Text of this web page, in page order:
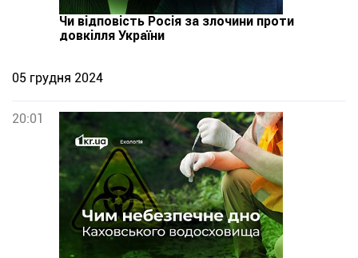
Чи відповість Росія за злочини проти
довкілля України
05 грудня 2024
20:01